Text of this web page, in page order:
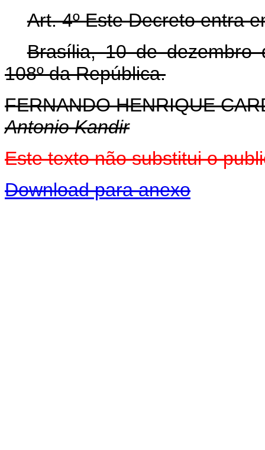
Art. 4º Este Decreto entra
Brasília, 10 de dezembro
108º da República.
FERNANDO HENRIQUE
Antonio Kandir
Este texto não substitui o
Download para anexo